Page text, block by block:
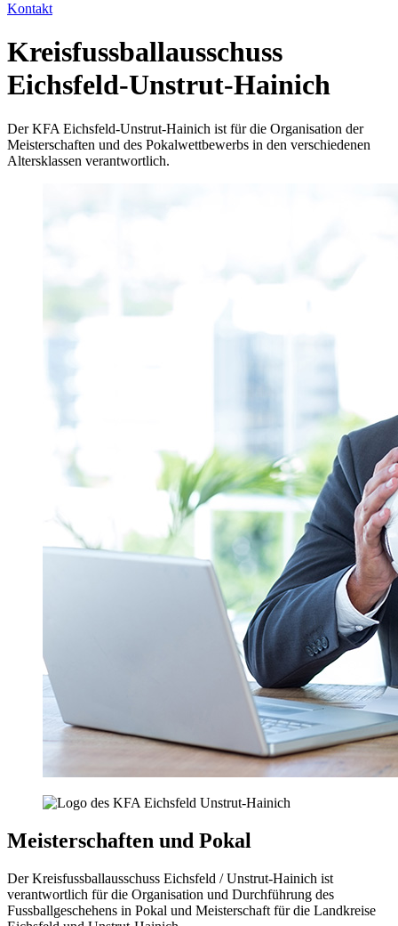
Kontakt
Kreisfussballausschuss
Eichsfeld-Unstrut-Hainich
Der KFA Eichsfeld-Unstrut-Hainich ist für die Organisation der
Meisterschaften und des Pokalwettbewerbs in den verschiedenen
Altersklassen verantwortlich.
Meisterschaften und Pokal
Der Kreisfussballausschuss Eichsfeld / Unstrut-Hainich ist
verantwortlich für die Organisation und Durchführung des
Fussballgeschehens in Pokal und Meisterschaft für die Landkreise